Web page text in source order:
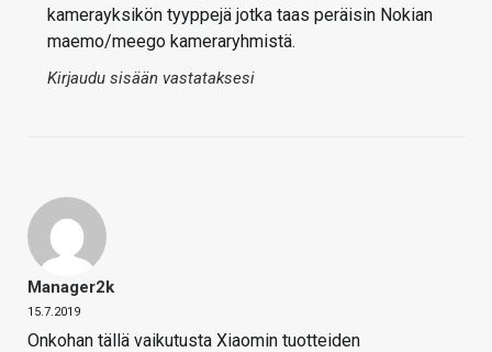
kamerayksikön tyyppejä jotka taas peräisin Nokian
maemo/meego kameraryhmistä.
Kirjaudu sisään vastataksesi
Manager2k
15.7.2019
Onkohan tällä vaikutusta Xiaomin tuotteiden